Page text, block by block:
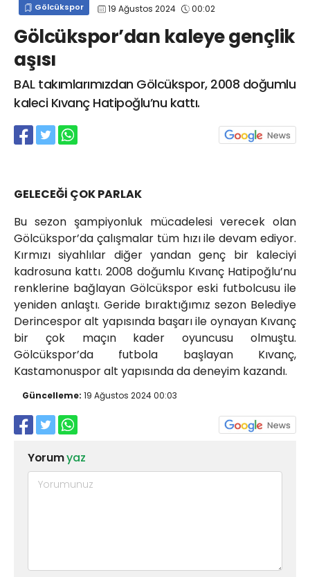
Gölcükspor 19 Ağustos 2024 00:02
Gölcükspor’dan kaleye gençlik
aşısı
BAL takımlarımızdan Gölcükspor, 2008 doğumlu
kaleci Kıvanç Hatipoğlu’nu kattı.
GELECEĞİ ÇOK PARLAK
Bu sezon şampiyonluk mücadelesi verecek olan
Gölcükspor’da çalışmalar tüm hızı ile devam ediyor.
Kırmızı siyahlılar diğer yandan genç bir kaleciyi
kadrosuna kattı. 2008 doğumlu Kıvanç Hatipoğlu’nu
renklerine bağlayan Gölcükspor eski futbolcusu ile
yeniden anlaştı. Geride bıraktığımız sezon Belediye
Derincespor alt yapısında başarı ile oynayan Kıvanç
bir çok maçın kader oyuncusu olmuştu.
Gölcükspor’da futbola başlayan Kıvanç,
Kastamonuspor alt yapısında da deneyim kazandı.
Güncelleme: 19 Ağustos 2024 00:03
Yorumyaz
info@spor41.com